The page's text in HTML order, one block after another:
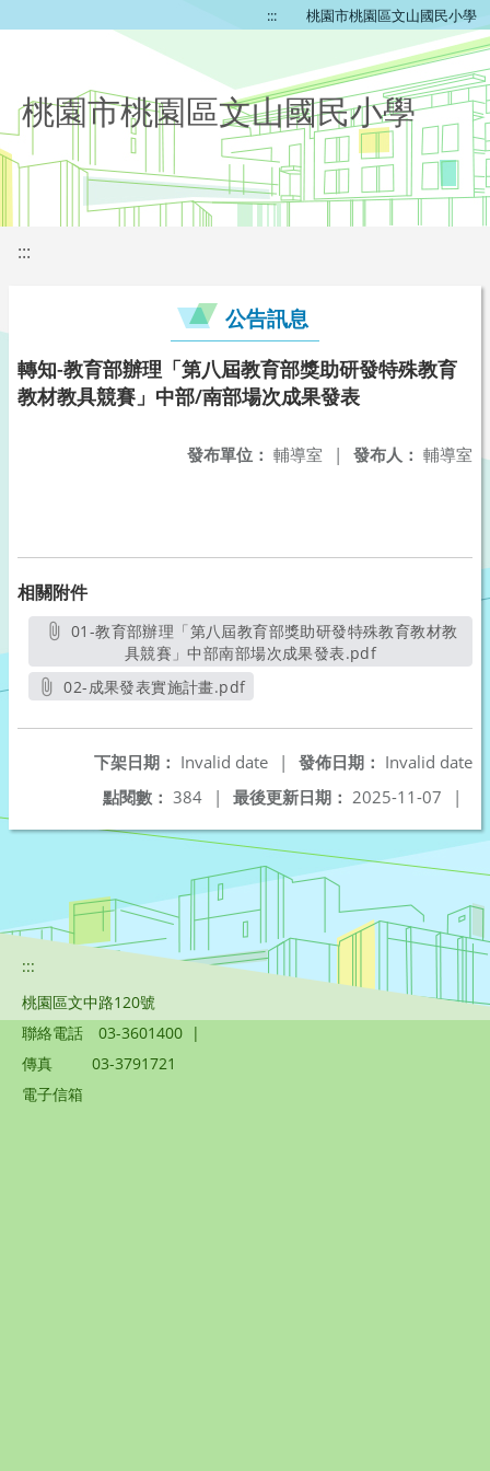
::: 桃園市桃園區文山國民小學
桃園市桃園區文山國民小學
:::
公告訊息
轉知-教育部辦理「第八屆教育部獎助研發特殊教育
教材教具競賽」中部/南部場次成果發表
發布人： 輔導室
發布單位： 輔導室 |
相關附件
具競賽」中部南部場次成果發表.pdf另開新視窗
02-成果發表實施計畫.pdf
發佈日期： Invalid date
下架日期： Invalid date
|
最後更新日期： 2025-11-07 |
點閱數： 384 |
:::
桃園區文中路120號
聯絡電話
03-3601400 |
傳真
03-3791721
電子信箱